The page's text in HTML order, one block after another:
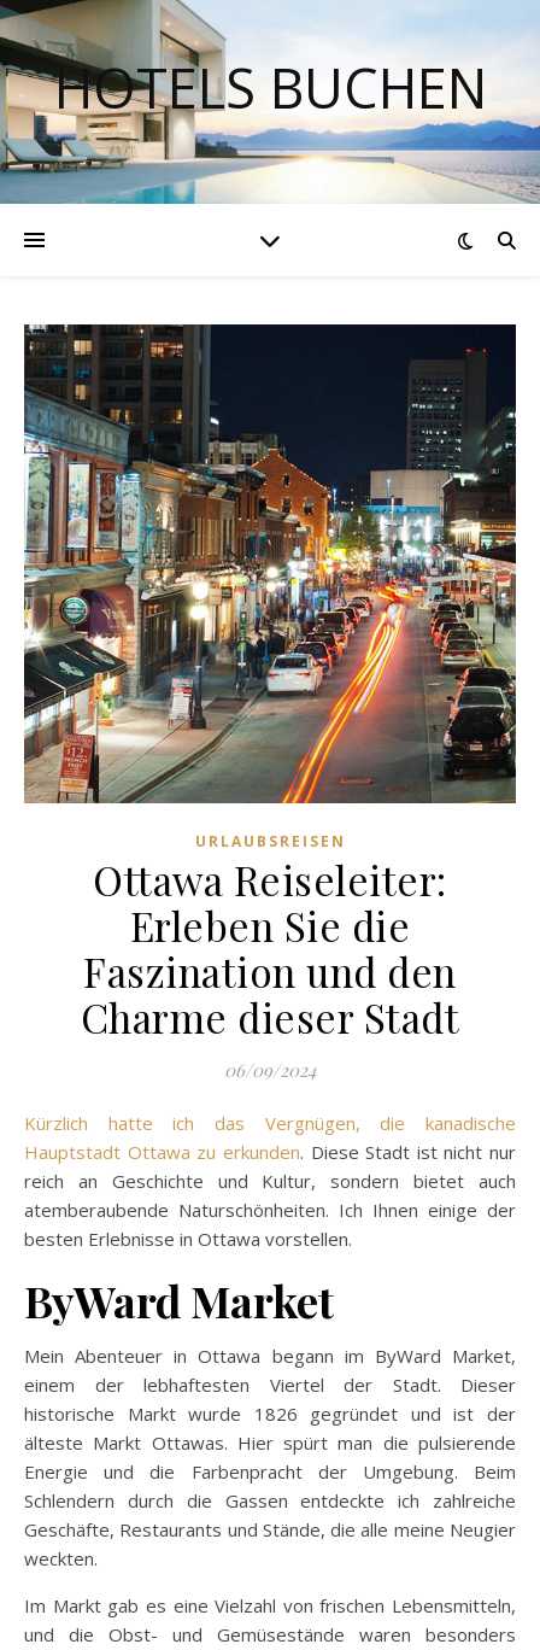
HOTELS BUCHEN
URLAUBSREISEN
Ottawa Reiseleiter:
Erleben Sie die
Faszination und den
Charme dieser Stadt
06/09/2024
Kürzlich hatte ich das Vergnügen, die kanadische
Hauptstadt Ottawa zu erkunden. Diese Stadt ist nicht nur
reich an Geschichte und Kultur, sondern bietet auch
atemberaubende Naturschönheiten. Ich Ihnen einige der
besten Erlebnisse in Ottawa vorstellen.
ByWard Market
Mein Abenteuer in Ottawa begann im ByWard Market,
einem der lebhaftesten Viertel der Stadt. Dieser
historische Markt wurde 1826 gegründet und ist der
älteste Markt Ottawas. Hier spürt man die pulsierende
Energie und die Farbenpracht der Umgebung. Beim
Schlendern durch die Gassen entdeckte ich zahlreiche
Geschäfte, Restaurants und Stände, die alle meine Neugier
weckten.
Im Markt gab es eine Vielzahl von frischen Lebensmitteln,
und die Obst- und Gemüsestände waren besonders